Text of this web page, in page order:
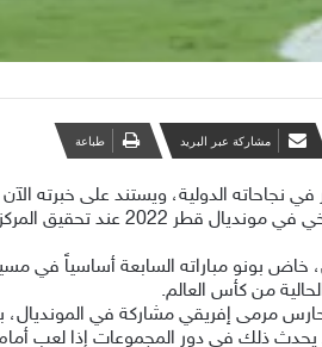
مشاركة عبر البريد طباعة
الدولية، ويستند على خبرته الآن
وكان حارس الهلال السعودي من
من كأس العالم.
مشاركة في المونديال، بخوضه 9 مباريات بين نسختي
يحدث ذلك في دور المجموعات إذا لعب